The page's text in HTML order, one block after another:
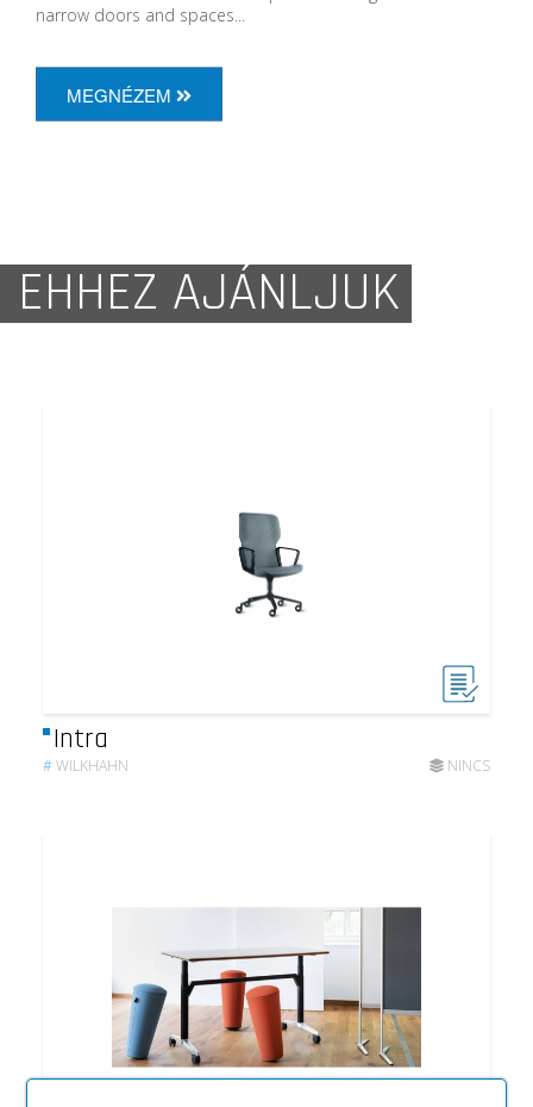
narrow doors and spaces...
MEGNÉZEM
EHHEZ AJÁNLJUK
Intra
#WILKHAHN NINCS